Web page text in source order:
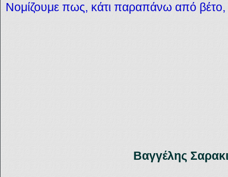
Νομίζουμε πως, κάτι παραπάνω από βέτο,
Βαγγέλης